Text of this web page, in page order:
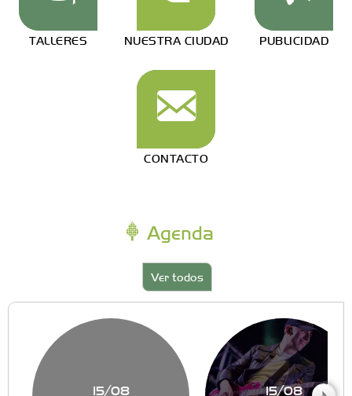
TALLERES NUESTRA CIUDAD PUBLICIDAD
CONTACTO
Agenda
Ver todos
15/08 15/08